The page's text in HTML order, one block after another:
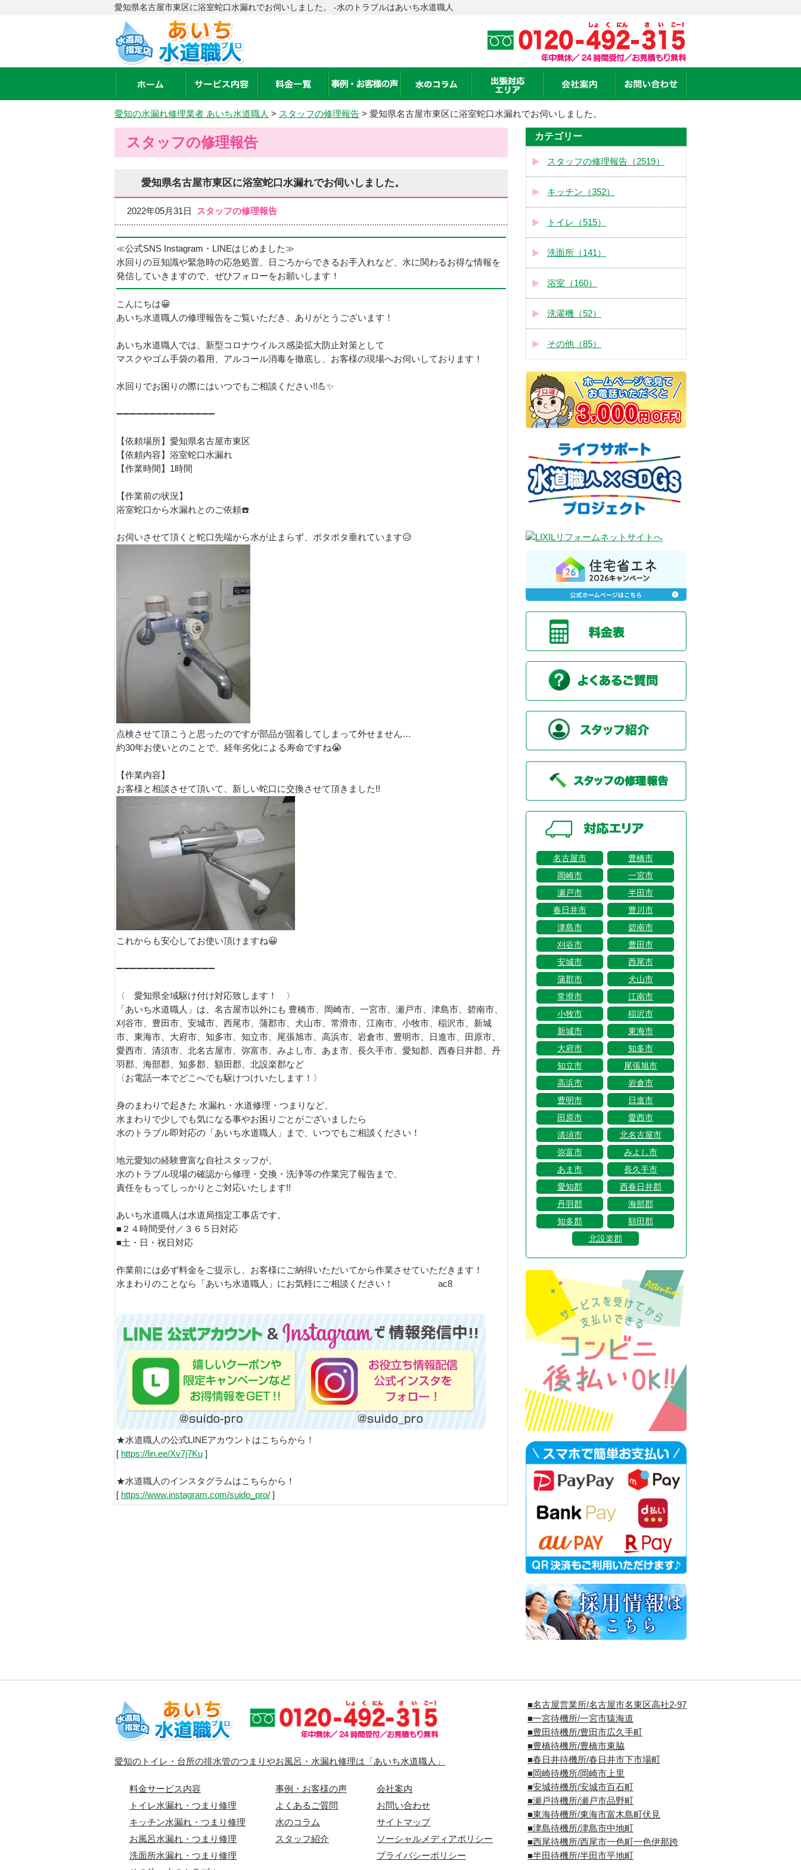
愛知県名古屋市東区に浴室蛇口水漏れでお伺いしました。 -水のトラブルはあいち水道職人
愛知の水漏れ修理業者 あいち水道職人 > スタッフの修理報告 > 愛知県名古屋市東区に浴室蛇口水漏れでお伺いしました。
スタッフの修理報告
愛知県名古屋市東区に浴室蛇口水漏れでお伺いしました。
2022年05月31日 スタッフの修理報告
≪公式SNS Instagram・LINEはじめました≫
水回りの豆知識や緊急時の応急処置、日ごろからできるお手入れなど、水に関わるお得な情報を
発信していきますので、ぜひフォローをお願いします！
こんにちは😀
あいち水道職人の修理報告をご覧いただき、ありがとうございます！
あいち水道職人では、新型コロナウイルス感染拡大防止対策として
マスクやゴム手袋の着用、アルコール消毒を徹底し、お客様の現場へお伺いしております！
水回りでお困りの際にはいつでもご相談ください!!💪✨
➖➖➖➖➖➖➖➖➖➖➖➖➖➖➖
【依頼場所】愛知県名古屋市東区
【依頼内容】浴室蛇口水漏れ
【作業時間】1時間
【作業前の状況】
浴室蛇口から水漏れとのご依頼☎️
お伺いさせて頂くと蛇口先端から水が止まらず、ポタポタ垂れています😥
点検させて頂こうと思ったのですが部品が固着してしまって外せません…
約30年お使いとのことで、経年劣化による寿命ですね😭
【作業内容】
お客様と相談させて頂いて、新しい蛇口に交換させて頂きました!!
これからも安心してお使い頂けますね😀
➖➖➖➖➖➖➖➖➖➖➖➖➖➖➖
〈 愛知県全域駆け付け対応致します！ 〉
「あいち水道職人」は、名古屋市以外にも 豊橋市、岡崎市、一宮市、瀬戸市、津島市、碧南市、
刈谷市、豊田市、安城市、西尾市、蒲郡市、犬山市、常滑市、江南市、小牧市、稲沢市、新城
市、東海市、大府市、知多市、知立市、尾張旭市、高浜市、岩倉市、豊明市、日進市、田原市、
愛西市、清須市、北名古屋市、弥富市、みよし市、あま市、長久手市、愛知郡、西春日井郡、丹
羽郡、海部郡、知多郡、額田郡、北設楽郡など
〈お電話一本でどこへでも駆けつけいたします！〉
身のまわりで起きた 水漏れ・水道修理・つまりなど、
水まわりで少しでも気になる事やお困りごとがございましたら
水のトラブル即対応の「あいち水道職人」まで、いつでもご相談ください！
地元愛知の経験豊富な自社スタッフが、
水のトラブル現場の確認から修理・交換・洗浄等の作業完了報告まで、
責任をもってしっかりとご対応いたします!!
あいち水道職人は水道局指定工事店です。
■２４時間受付／３６５日対応
■土・日・祝日対応
作業前には必ず料金をご提示し、お客様にご納得いただいてから作業させていただきます！
水まわりのことなら「あいち水道職人」にお気軽にご相談ください！ ac8
★水道職人の公式LINEアカウントはこちらから！
[ https://lin.ee/Xv7j7Ku ]
★水道職人のインスタグラムはこちらから！
[ https://www.instagram.com/suido_pro/ ]
カテゴリー
スタッフの修理報告（2519）
キッチン（352）
トイレ（515）
洗面所（141）
浴室（160）
洗濯機（52）
その他（85）
名古屋市
豊橋市
岡崎市
一宮市
瀬戸市
半田市
春日井市
豊川市
津島市
碧南市
刈谷市
豊田市
安城市
西尾市
蒲郡市
犬山市
常滑市
江南市
小牧市
稲沢市
新城市
東海市
大府市
知多市
知立市
尾張旭市
高浜市
岩倉市
豊明市
日進市
田原市
愛西市
清須市
北名古屋市
弥富市
みよし市
あま市
長久手市
愛知郡
西春日井郡
丹羽郡
海部郡
知多郡
額田郡
北設楽郡
愛知のトイレ・台所の排水管のつまりやお風呂・水漏れ修理は「あいち水道職人」
料金サービス内容
トイレ水漏れ・つまり修理
キッチン水漏れ・つまり修理
お風呂水漏れ・つまり修理
洗面所水漏れ・つまり修理
事例・お客様の声
よくあるご質問
水のコラム
スタッフ紹介
会社案内
お問い合わせ
サイトマップ
ソーシャルメディアポリシー
プライバシーポリシー
■名古屋営業所/名古屋市名東区高社2-97
■一宮待機所/一宮市猿海道
■豊田待機所/豊田市広久手町
■豊橋待機所/豊橋市東脇
■春日井待機所/春日井市下市場町
■岡崎待機所/岡崎市上里
■安城待機所/安城市百石町
■瀬戸待機所/瀬戸市品野町
■東海待機所/東海市富木島町伏見
■津島待機所/津島市中地町
■西尾待機所/西尾市一色町一色伊那跨
■半田待機所/半田市平地町